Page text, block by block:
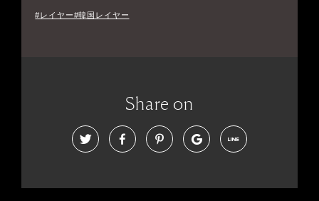
#レイヤー#韓国レイヤー
Share on